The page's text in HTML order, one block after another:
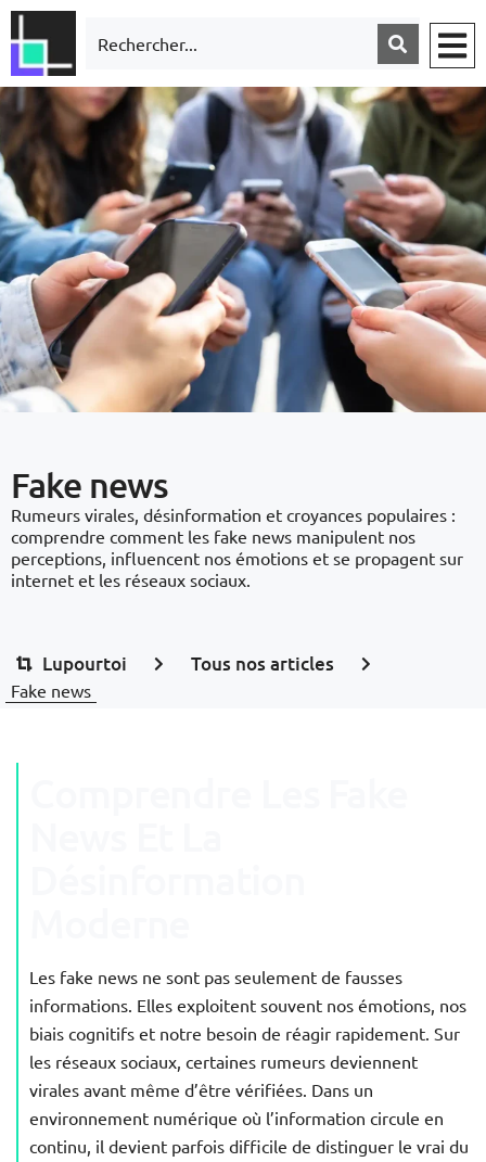
Fake news
Rumeurs virales, désinformation et croyances populaires :
comprendre comment les fake news manipulent nos
perceptions, influencent nos émotions et se propagent sur
internet et les réseaux sociaux.
Lupourtoi Tous nos articles
Fake news
Les fake news ne sont pas seulement de fausses
informations. Elles exploitent souvent nos émotions, nos
biais cognitifs et notre besoin de réagir rapidement. Sur
les réseaux sociaux, certaines rumeurs deviennent
virales avant même d’être vérifiées. Dans un
environnement numérique où l’information circule en
continu, il devient parfois difficile de distinguer le vrai du